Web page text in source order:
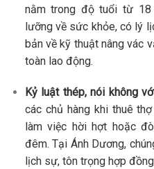
nằm trong độ tuổi từ
lưỡng về sức khỏe, có lý
bản về kỹ thuật nâng vác
toàn lao động.
Kỷ luật thép, nói không
các chủ hàng khi thuê
làm việc hời hợt hoặc
đêm. Tại Ánh Dương,
lịch sự, tôn trọng hợp